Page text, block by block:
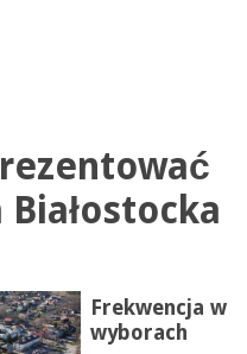
Frekwencja w
wyborach